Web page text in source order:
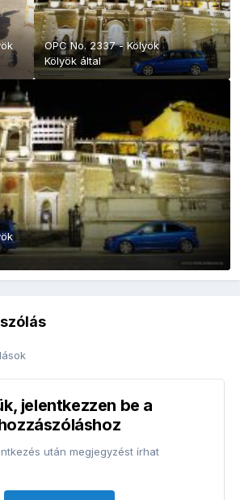
OPC No. 2337 - Kölyök
Kölyökáltal
jelentkezzen be a
után megjegyzést írhat